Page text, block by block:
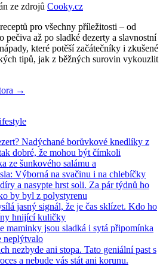
ze zdrojů Cooky.cz
pro všechny příležitosti – od
pečiva až po sladké dezerty a slavnostní
které potěší začátečníky i zkušené
tipů, jak z běžných surovin vykouzlit
→
Nadýchané borůvkové knedlíky z
dobré, že mohou být čímkoli
ze šunkového salámu a
Výborná na svačinu i na chlebíčky
a nasypte hrst soli. Za pár týdnů ho
by byl z polystyrenu
jasný signál, že je čas sklízet. Kdo ho
hnijící kuličky
maminky jsou sladká i sytá připomínka
neplýtvalo
nezbyde ani stopa. Tato geniální past s
a nebude vás stát ani korunu.